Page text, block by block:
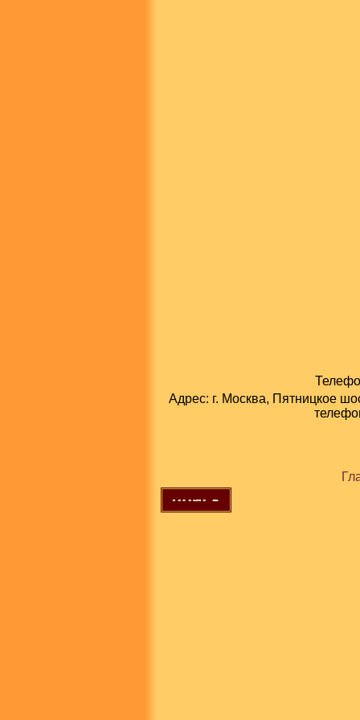
Адрес: г. Москва, Пятницкое